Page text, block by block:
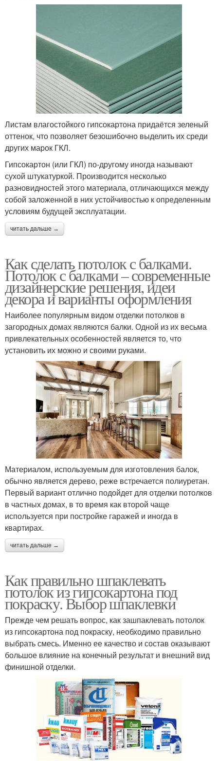
Листам влагостойкого гипсокартона придаётся зеленый
оттенок, что позволяет безошибочно выделить их среди
других марок ГКЛ.
Гипсокартон (или ГКЛ) по-другому иногда называют
сухой штукатуркой. Производится несколько
разновидностей этого материала, отличающихся между
собой заложенной в них устойчивостью к определенным
условиям будущей эксплуатации.
читать дальше →
Как сделать потолок с балками.
Потолок с балками – современные
дизайнерские решения, идеи
декора и варианты оформления
Наиболее популярным видом отделки потолков в
загородных домах являются балки. Одной из их весьма
привлекательных особенностей является то, что
установить их можно и своими руками.
Материалом, используемым для изготовления балок,
обычно является дерево, реже встречается полиуретан.
Первый вариант отлично подойдет для отделки потолков
в частных домах, в то время как второй чаще
используется при постройке гаражей и иногда в
квартирах.
читать дальше →
Как правильно шпаклевать
потолок из гипсокартона под
покраску. Выбор шпаклевки
Прежде чем решать вопрос, как зашпаклевать потолок
из гипсокартона под покраску, необходимо правильно
выбрать смесь. Именно ее качество и состав оказывают
большое влияние на конечный результат и внешний вид
финишной отделки.